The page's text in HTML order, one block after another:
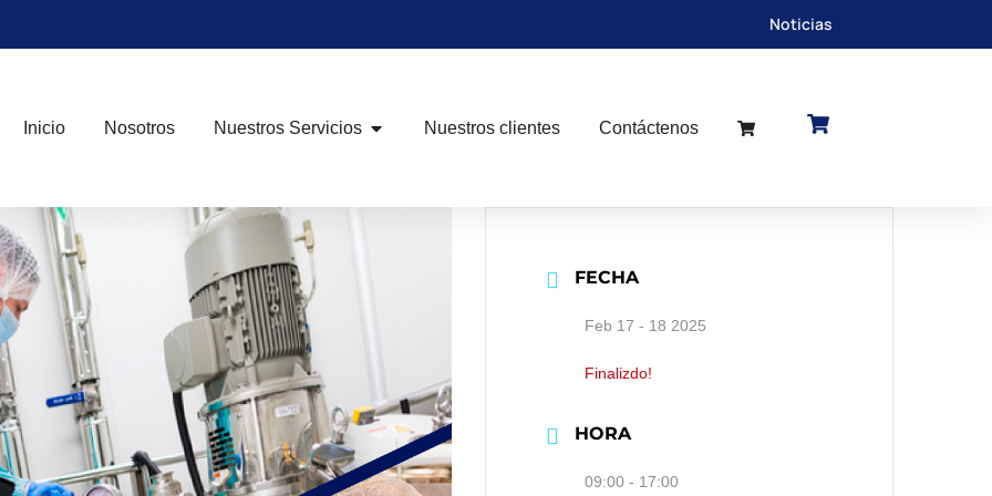
Noticias
Inicio Nosotros Nuestros Servicios Nuestros clientes Contáctenos
FECHA
Feb 17 - 18 2025
Finalizdo!
HORA
09:00 - 17:00